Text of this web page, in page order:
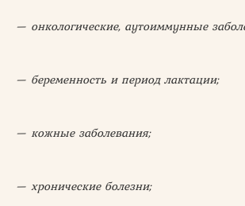
— онкологические, аутоиммунные
— беременность и период лактации;
— кожные заболевания;
— хронические болезни;